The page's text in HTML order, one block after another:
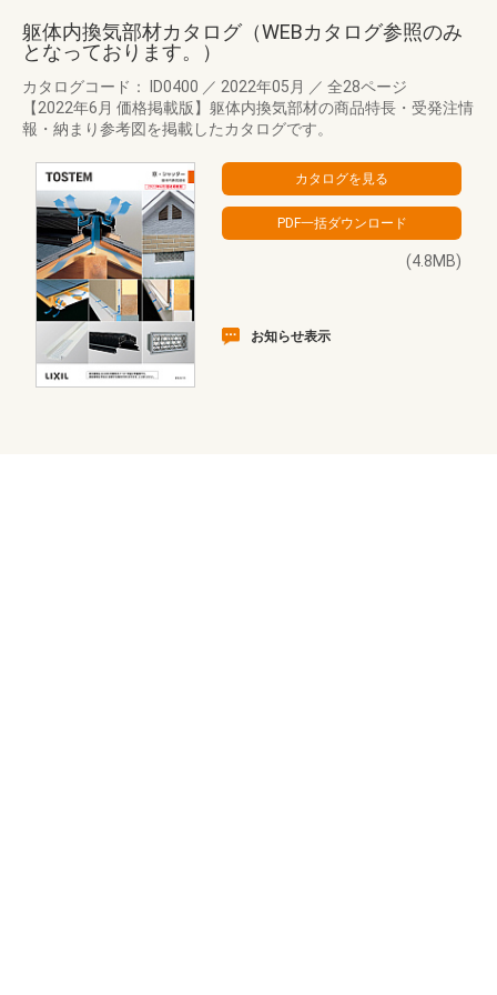
躯体内換気部材カタログ（WEBカタログ参照のみ
となっております。）
カタログコード： ID0400 ／ 2022年05月 ／ 全28ページ
【2022年6月 価格掲載版】躯体内換気部材の商品特長・受発注情
報・納まり参考図を掲載したカタログです。
(4.8MB)
お知らせ表示